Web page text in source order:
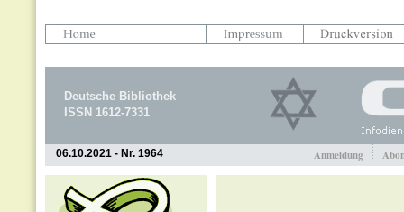
Deutsche Bibliothek
ISSN 1612-7331
06.10.2021 - Nr. 1964 Anmeldung